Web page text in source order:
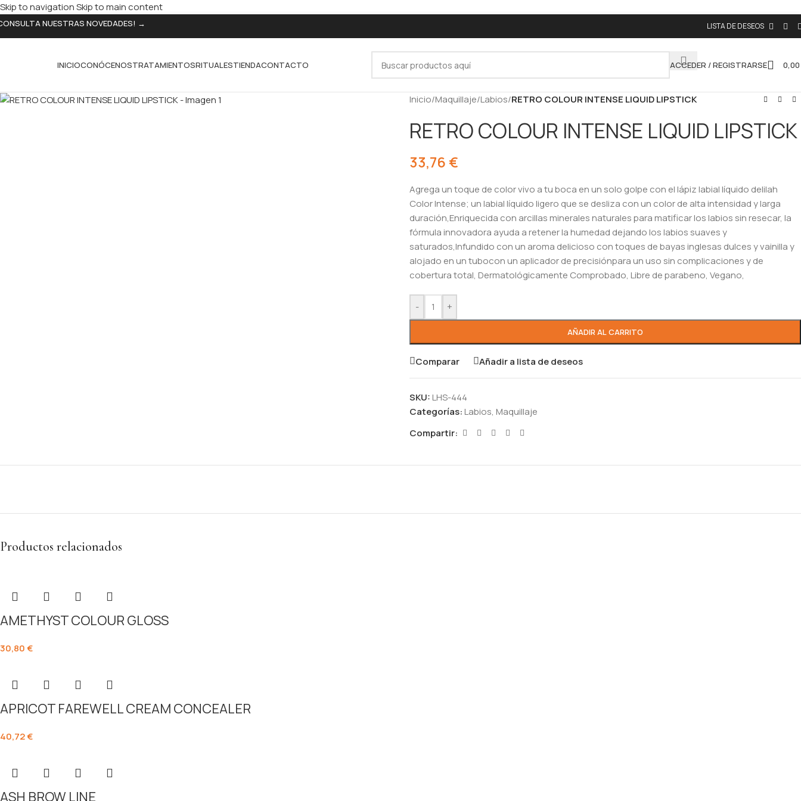
Skip to navigationSkip to main content
NUESTRAS NOVEDADES! → LISTA DE DESEOS
INICIOCONÓCENOSTRATAMIENTOSRITUALESTIENDACONTACTO ACCEDER / REGISTRARSE 0,00
Inicio/Maquillaje/Labios/RETRO COLOUR INTENSE LIQUID LIPSTICK
RETRO COLOUR INTENSE LIQUID LIPSTICK
33,76 €
Agrega un toque de color vivo a tu boca en un solo golpe con el lápiz labial líquido delilah
Color Intense; un labial líquido ligero que se desliza con un color de alta intensidad y larga
duración,Enriquecida con arcillas minerales naturales para matificar los labios sin resecar, la
fórmula innovadora ayuda a retener la humedad dejando los labios suaves y
saturados,Infundido con un aroma delicioso con toques de bayas inglesas dulces y vainilla y
alojado en un tubocon un aplicador de precisiónpara un uso sin complicaciones y de
cobertura total, Dermatológicamente Comprobado, Libre de parabeno, Vegano,
- +
AÑADIR AL CARRITO
Comparar Añadir a lista de deseos
SKU:LHS-444
Categorías:Labios, Maquillaje
Compartir:
Productos relacionados
AMETHYST COLOUR GLOSS
30,80€
APRICOT FAREWELL CREAM CONCEALER
40,72€
ASH BROW LINE